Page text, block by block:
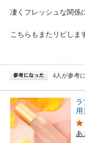
凄くフレッシュな関係
こちらもまたリピしま
4人が参考
ラ
用
あ